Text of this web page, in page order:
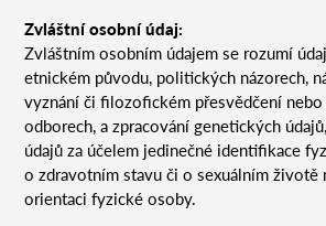
Zvláštní osobní údaj:
Zvláštním osobním údajem se rozumí
etnickém původu, politických názorech,
vyznání či filozofickém přesvědčení
odborech, a zpracování genetických
údajů za účelem jedinečné identifikace
o zdravotním stavu či o sexuálním životě
orientaci fyzické osoby.